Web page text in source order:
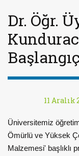
Dr. Öğr.
11 Aralık
Üniversitemiz
Ömürlü ve Yüksek
Malzemesi' başlıklı